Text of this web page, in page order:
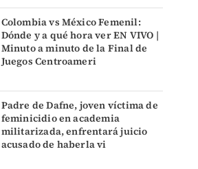
Colombia vs México Femenil:
Dónde y a qué hora ver EN VIVO |
Minuto a minuto de la Final de
Juegos Centroameri
Padre de Dafne, joven víctima de
feminicidio en academia
militarizada, enfrentará juicio
acusado de haberla vi